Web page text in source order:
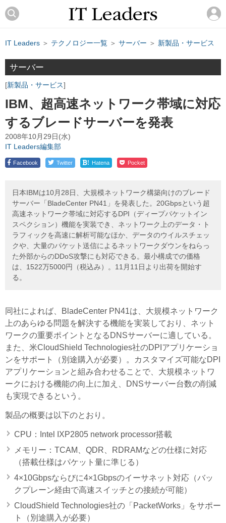
IT Leaders ＞ テクノロジー一覧 ＞ サーバー ＞ 新製品・サービス
サーバー
新製品・サービス
IBM、超高速ネットワーク帯域に対応
するブレードサーバーを発表
2008年10月29日(水)
IT Leaders編集部
Facebook Twitter ! Hatena Pocket
日本IBMは10月28日、大規模ネットワーク構築向けのブレード
サーバー「BladeCenter PN41」を発表した。20Gbpsという超
高速ネットワーク帯域に対応するDPI（ディープパケットイン
スペクション）機能を実装でき、ネットワーク上のデータ・ト
ラフィックを高速に解析可能なほか、データのウイルスチェッ
クや、大量のパケット送信によるネットワークダウンをねらっ
た外部からのDDoS攻撃にも対応できる。最小構成での価格
は、1522万5000円（税込み）。11月11日より出荷を開始す
る。
同社によれば、BladeCenter PN41は、大規模ネットワーク
上のあらゆる問題を解決する機能を実装しており、ネット
ワークの重要ポイントとなるDNSサーバーに適している。
また、米CloudShield Technologies社のDPIアプリケーショ
ンをサポート（別途購入が必要）。カスタマイズ可能なDPI
アプリケーションと組み合わせることで、大規模ネットワ
ークにおける機能の向上に加え、DNSサーバー台数の削減
も実現できるという。
製品の概要は以下のとおり。
CPU：Intel IXP2805 network processor搭載
メモリー：TCAM、QDR、RDRAMなどの仕様に対応
（搭載仕様はパケット量に準じる）
4×10Gbpsならびに4×1Gbpsのイーサネット対応（バッ
クプレーン経由で高速スイッチとの接続が可能）
CloudShield Technologies社の「PacketWorks」をサポー
ト（別途購入が必要）